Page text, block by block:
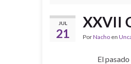
JUL
21
XXVII
PorNacho en
El